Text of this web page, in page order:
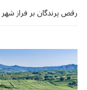
رقص پرندگان بر فراز شهر